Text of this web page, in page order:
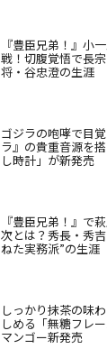
『豊臣兄弟！』小
戦！切腹覚悟で長
将・谷忠澄の生涯
ゴジラの咆哮で目
ラ』の貴重音源を
し時計」が新発売
『豊臣兄弟！』で
次とは？秀長・秀
ねた実務派”の生涯
しっかり抹茶の味
しめる「無糖フレ
マンゴー新発売